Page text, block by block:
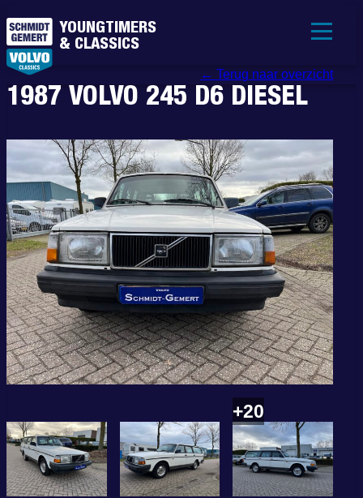
YOUNGTIMERS
& CLASSICS
← Terug naar overzicht
1987 VOLVO 245 D6 DIESEL
+20